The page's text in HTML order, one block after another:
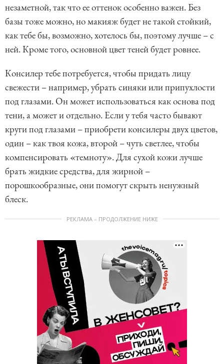
незаметной, так что ее оттенок особенно важен. Без
базы тоже можно, но макияж будет не такой стойкий,
как тебе бы, возможно, хотелось бы, поэтому лучше – с
ней. Кроме того, основной цвет теней будет ровнее.
Консилер тебе потребуется, чтобы придать лицу
свежести – например, убрать синяки или припухлости
под глазами. Он может использоваться как основа под
тени, а может и отдельно. Если у тебя часто бывают
круги под глазами – приобрети консилеры двух цветов,
один – как твоя кожа, второй – чуть светлее, чтобы
компенсировать «темноту». Для сухой кожи лучше
брать жидкие средства, для жирной –
порошкообразные, они помогут скрыть ненужный
блеск.
РЕКЛАМА – ПРОДОЛЖЕНИЕ НИЖЕ